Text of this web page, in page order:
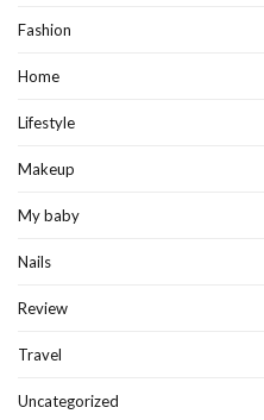
Fashion
Home
Lifestyle
Makeup
My baby
Nails
Review
Travel
Uncategorized